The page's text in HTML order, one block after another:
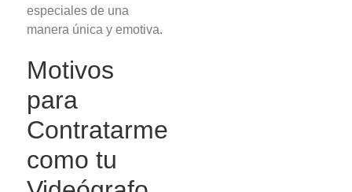
especiales de una
manera única y emotiva.
Motivos
para
Contratarme
como tu